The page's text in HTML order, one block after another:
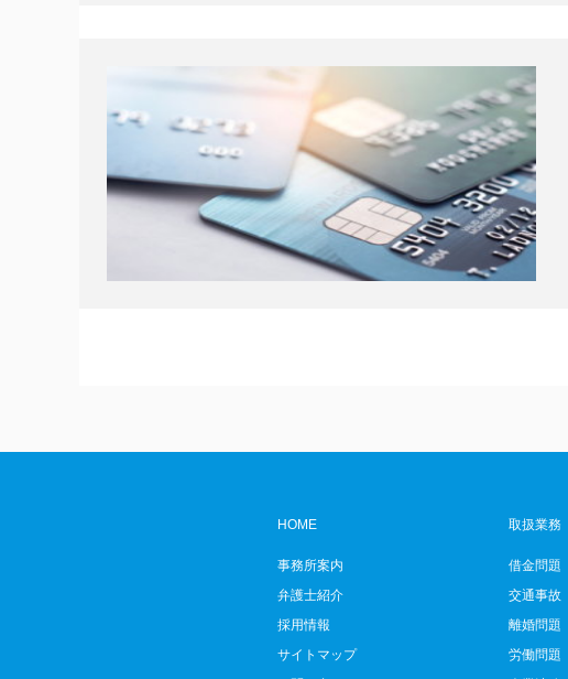
HOME
事務所案内
弁護士紹介
採用情報
サイトマップ
取扱業務
借金問題
交通事故
離婚問題
労働問題